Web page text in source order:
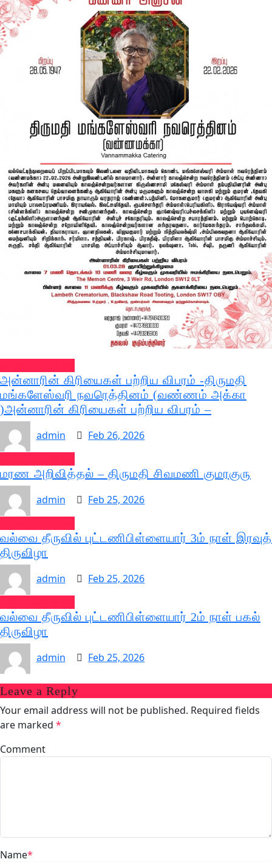
அன்னாரின் கிரியைகள் பற்றிய விபரம் -திருமதி
மங்களேஸ்வரி நவரெத்தினம் (வண்ணம் அக்கா
)அன்னாரின் கிரியைகள் பற்றிய விபரம் –
admin
Feb 26, 2026
மரண அறிவித்தல் – திருமதி சிவமணி குமரகுரு
admin
Feb 25, 2026
வல்வை தீருவில் புட்டணிபிள்ளையார் 3ம் நாள் இரவுத்
திருவிழா
admin
Feb 25, 2026
வல்வை தீருவில் புட்டணிபிள்ளையார் 2ம் நாள் பகல்
திருவிழா
admin
Feb 25, 2026
Leave a Reply
Your email address will not be published. Required fields
are marked *
Comment
Name*